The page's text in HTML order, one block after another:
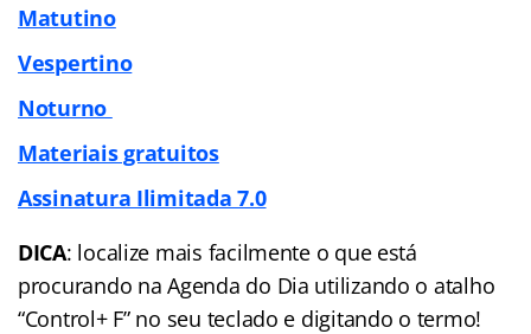
Matutino
Vespertino
Noturno
Materiais gratuitos
Assinatura Ilimitada 7.0
DICA: localize mais facilmente o que está
procurando na Agenda do Dia utilizando o atalho
“Control+ F” no seu teclado e digitando o termo!